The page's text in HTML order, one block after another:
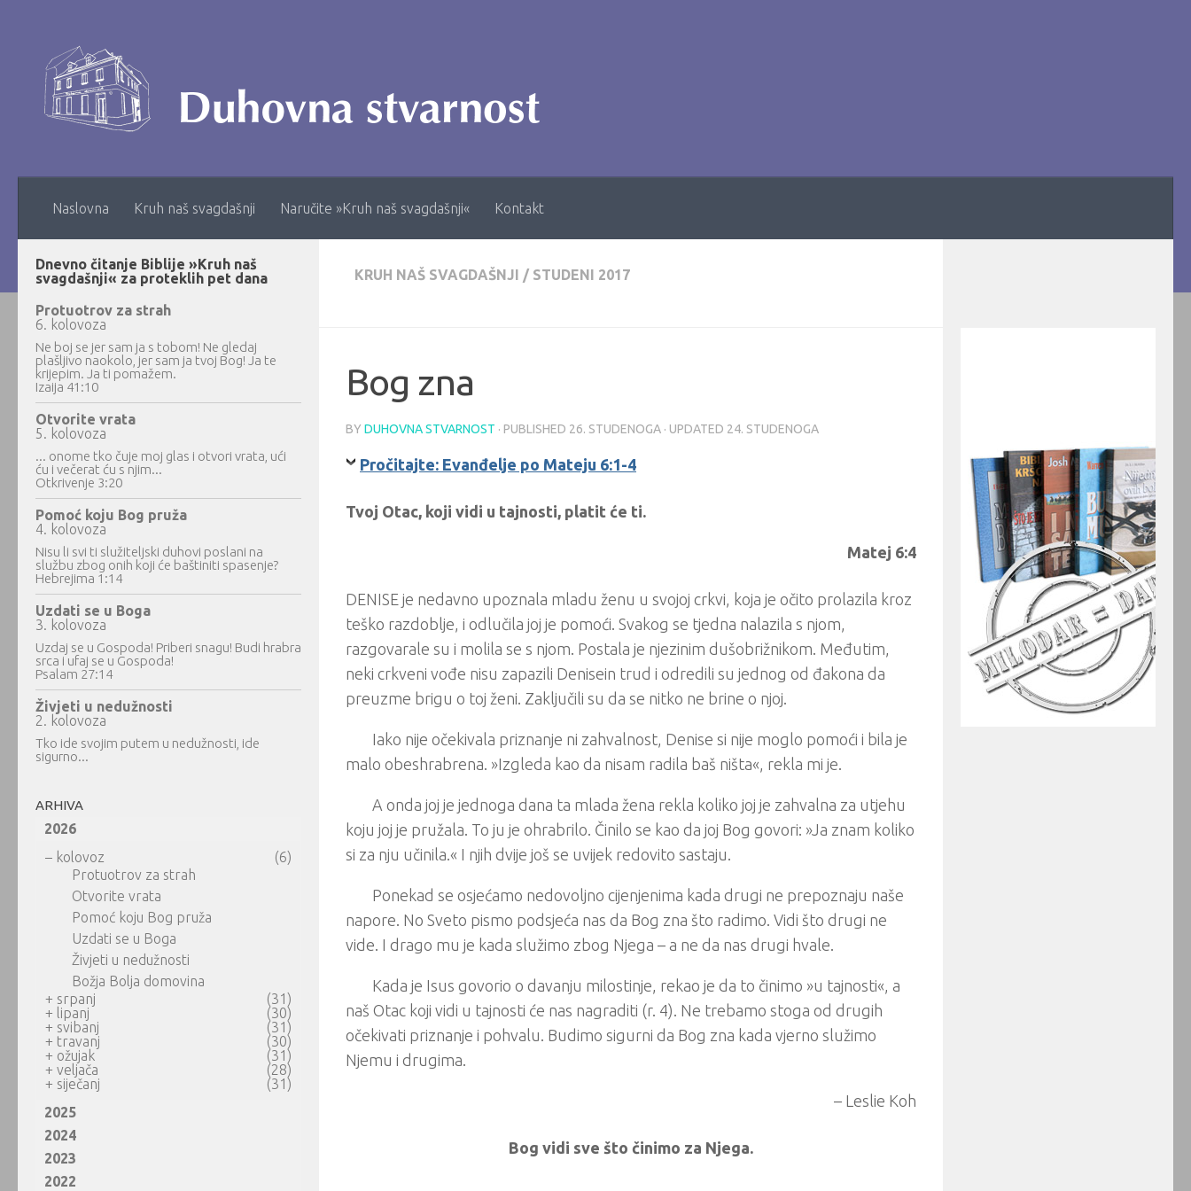
Naslovna Kruh naš svagdašnji Naručite »Kruh naš svagdašnji« Kontakt
KRUH NAŠ SVAGDAŠNJI / STUDENI 2017
Bog zna
BY DUHOVNA STVARNOST · PUBLISHED 26. STUDENOGA · UPDATED 24. STUDENOGA
Pročitajte: Evanđelje po Mateju 6:1-4
Tvoj Otac, koji vidi u tajnosti, platit će ti.
Matej 6:4
DENISE je nedavno upoznala mladu ženu u svojoj crkvi, koja je očito prolazila kroz
teško razdoblje, i odlučila joj je pomoći. Svakog se tjedna nalazila s njom,
razgovarale su i molila se s njom. Postala je njezinim dušobrižnikom. Međutim,
neki crkveni vođe nisu zapazili Denisein trud i odredili su jednog od đakona da
preuzme brigu o toj ženi. Zaključili su da se nitko ne brine o njoj.
Iako nije očekivala priznanje ni zahvalnost, Denise si nije moglo pomoći i bila je
malo obeshrabrena. »Izgleda kao da nisam radila baš ništa«, rekla mi je.
A onda joj je jednoga dana ta mlada žena rekla koliko joj je zahvalna za utjehu
koju joj je pružala. To ju je ohrabrilo. Činilo se kao da joj Bog govori: »Ja znam koliko
si za nju učinila.« I njih dvije još se uvijek redovito sastaju.
Ponekad se osjećamo nedovoljno cijenjenima kada drugi ne prepoznaju naše
napore. No Sveto pismo podsjeća nas da Bog zna što radimo. Vidi što drugi ne
vide. I drago mu je kada služimo zbog Njega – a ne da nas drugi hvale.
Kada je Isus govorio o davanju milostinje, rekao je da to činimo »u tajnosti«, a
naš Otac koji vidi u tajnosti će nas nagraditi (r. 4). Ne trebamo stoga od drugih
očekivati priznanje i pohvalu. Budimo sigurni da Bog zna kada vjerno služimo
Njemu i drugima.
– Leslie Koh
Bog vidi sve što činimo za Njega.
Dnevno čitanje Biblije »Kruh naš
svagdašnji« za proteklih pet dana
Protuotrov za strah
6. kolovoza
Ne boj se jer sam ja s tobom! Ne gledaj
plašljivo naokolo, jer sam ja tvoj Bog! Ja te
krijepim. Ja ti pomažem.
Izaija 41:10
Otvorite vrata
5. kolovoza
... onome tko čuje moj glas i otvori vrata, ući
ću i večerat ću s njim...
Otkrivenje 3:20
Pomoć koju Bog pruža
4. kolovoza
Nisu li svi ti služiteljski duhovi poslani na
službu zbog onih koji će baštiniti spasenje?
Hebrejima 1:14
Uzdati se u Boga
3. kolovoza
Uzdaj se u Gospoda! Priberi snagu! Budi hrabra
srca i ufaj se u Gospoda!
Psalam 27:14
Živjeti u nedužnosti
2. kolovoza
Tko ide svojim putem u nedužnosti, ide
sigurno...
ARHIVA
2026
– kolovoz
(6)
Protuotrov za strah
Otvorite vrata
Pomoć koju Bog pruža
Uzdati se u Boga
Živjeti u nedužnosti
Božja Bolja domovina
+ srpanj
(31)
+ lipanj
(30)
+ svibanj
(31)
+ travanj
(30)
+ ožujak
(31)
+ veljača
(28)
+ siječanj
(31)
2025
2024
2023
2022